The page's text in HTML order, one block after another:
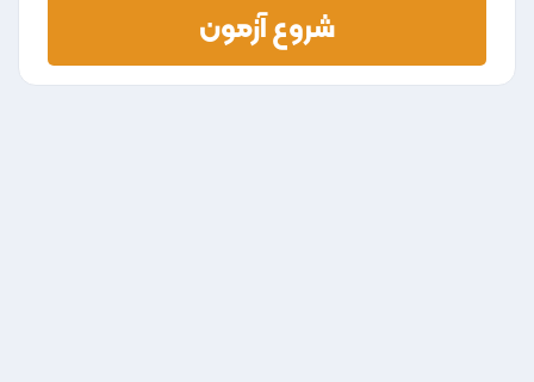
شروع آزمون